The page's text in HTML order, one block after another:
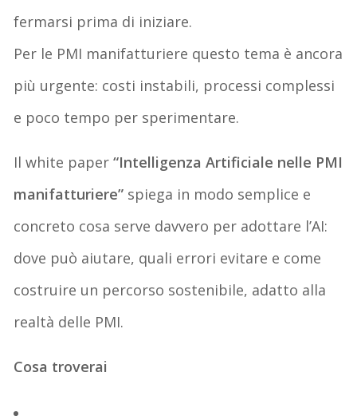
fermarsi prima di iniziare.
Per le PMI manifatturiere questo tema è ancora
più urgente: costi instabili, processi complessi
e poco tempo per sperimentare.
Il white paper“Intelligenza Artificiale nelle PMI
manifatturiere” spiega in modo semplice e
concreto cosa serve davvero per adottare l’AI:
dove può aiutare, quali errori evitare e come
costruire un percorso sostenibile, adatto alla
realtà delle PMI.
Cosa troverai